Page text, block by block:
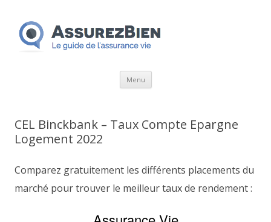
Menu Aller
CEL Binckbank – Taux Compte Epargne
Logement 2022
Comparez gratuitement les différents placements du
marché pour trouver le meilleur taux de rendement :